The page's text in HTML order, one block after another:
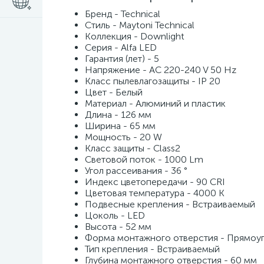
Бренд - Technical
Стиль - Maytoni Technical
Коллекция - Downlight
Серия - Alfa LED
Гарантия (лет) - 5
Напряжение - AC 220-240 V 50 Hz
Класс пылевлагозащиты - IP 20
Цвет - Белый
Материал - Алюминий и пластик
Длина - 126 мм
Ширина - 65 мм
Мощность - 20 W
Класс защиты - Class2
Световой поток - 1000 Lm
Угол рассеивания - 36 °
Индекс цветопередачи - 90 CRI
Цветовая температура - 4000 K
Подвесные крепления - Встраиваемый
Цоколь - LED
Высота - 52 мм
Форма монтажного отверстия -
Тип крепления - Встраиваемый
Глубина монтажного отверстия - 60 мм